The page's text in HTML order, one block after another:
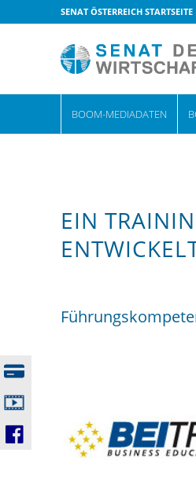
SENAT ÖSTERREICH STARTSEITE
BOOM-MEDIADATEN
EIN